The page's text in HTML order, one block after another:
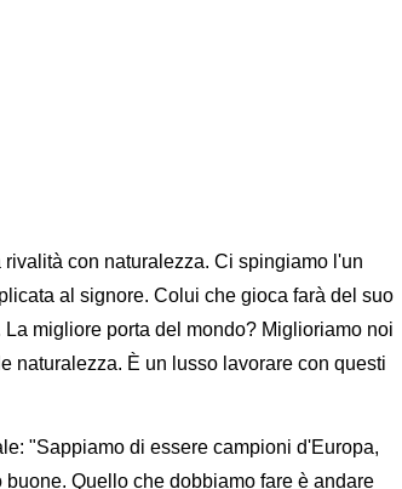
con naturalezza. Ci spingiamo l'un
al signore. Colui che gioca farà del suo
migliore porta del mondo? Miglioriamo noi
naturalezza. È un lusso lavorare con questi
"Sappiamo di essere campioni d'Europa,
Quello che dobbiamo fare è andare